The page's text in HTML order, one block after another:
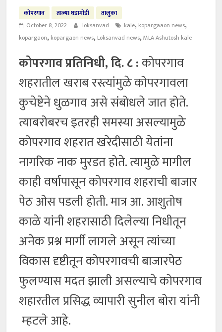
कोपरगाव ताज्या घडामोडी
तालुका
October 8, 2022
loksanvad kale, kopargaaon news,
kopargaon, kopargaon news, Loksanvad news,MLA Ashutosh kale
कोपरगाव प्रतिनिधी, दि. ८ :कोपरगाव
शहरातील खराब रस्त्यांमुळे कोपरगावला
कुचेष्टेने धुळगाव असे संबोधले जात होते.
त्याबरोबरच इतरही समस्या असल्यामुळे
कोपरगाव शहरात खरेदीसाठी येतांना
नागरिक नाक मुरडत होते. त्यामुळे मागील
काही वर्षापासून कोपरगाव शहराची बाजार
पेठ ओस पडली होती. मात्र आ. आशुतोष
काळे यांनी शहरासाठी दिलेल्या निधीतून
अनेक प्रश्न मार्गी लागले असून त्यांच्या
विकास दृष्टीतून कोपरगावची बाजारपेठ
फुलण्यास मदत झाली असल्याचे कोपरगाव
शहारतील प्रसिद्ध व्यापारी सुनील बोरा यांनी
म्हटले आहे.